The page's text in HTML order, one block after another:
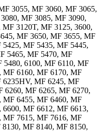
3055, MF 3060, MF 3065,
MF 3085, MF 3090,
3120T, MF 3125, 3600,
MF 3650, MF 3655, MF
MF 5435, MF 5445,
5465, MF 5470, MF
6100, MF 6110, MF
MF 6160, MF 6170, MF
6235HV, MF 6245, MF
6260, MF 6265, MF 6270,
MF 6455, MF 6460, MF
MF 6612, MF 6613,
MF 7615, MF 7616, MF
MF 8140, MF 8150,